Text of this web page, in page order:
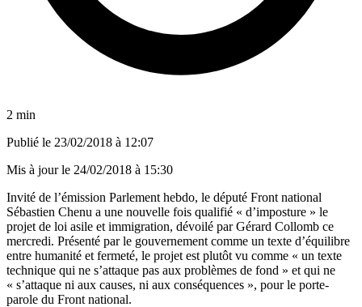
2 min
Publié le 23/02/2018 à 12:07
Mis à jour le 24/02/2018 à 15:30
Invité de l’émission Parlement hebdo, le député Front national
Sébastien Chenu a une nouvelle fois qualifié « d’imposture » le
projet de loi asile et immigration, dévoilé par Gérard Collomb ce
mercredi. Présenté par le gouvernement comme un texte d’équilibre
entre humanité et fermeté, le projet est plutôt vu comme « un texte
technique qui ne s’attaque pas aux problèmes de fond » et qui ne
« s’attaque ni aux causes, ni aux conséquences », pour le porte-
parole du Front national.